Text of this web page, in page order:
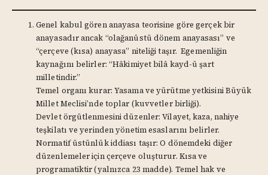
Genel kabul gören anayasa teorisine göre gerçek bir
anayasadır ancak “olağanüstü dönem anayasası” ve
“çerçeve (kısa) anayasa” niteliği taşır. Egemenliğin
kaynağını belirler: “Hâkimiyet bilâ kayd-ü şart
milletindir.”
Temel organı kurar: Yasama ve yürütme yetkisini Büyük
Millet Meclisi’nde toplar (kuvvetler birliği).
Devlet örgütlenmesini düzenler: Vilayet, kaza, nahiye
teşkilatı ve yerinden yönetim esaslarını belirler.
Normatif üstünlük iddiası taşır: O dönemdeki diğer
düzenlemeler için çerçeve oluşturur. Kısa ve
programatiktir (yalnızca 23 madde). Temel hak ve